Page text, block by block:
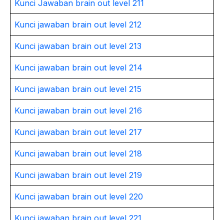
Kunci Jawaban brain out level 211
Kunci jawaban brain out level 212
Kunci jawaban brain out level 213
Kunci jawaban brain out level 214
Kunci jawaban brain out level 215
Kunci jawaban brain out level 216
Kunci jawaban brain out level 217
Kunci jawaban brain out level 218
Kunci jawaban brain out level 219
Kunci jawaban brain out level 220
Kunci jawaban brain out level 221